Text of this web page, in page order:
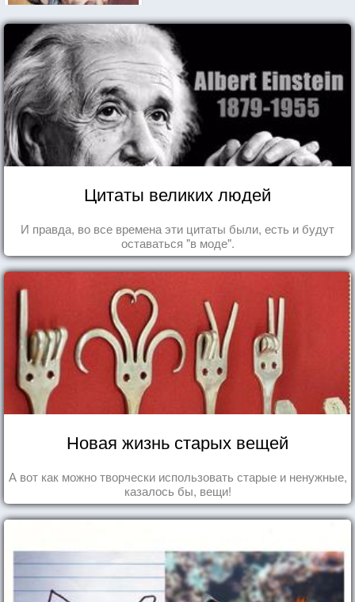
Цитаты великих людей
И правда, во все времена эти цитаты были, есть и будут
оставаться "в моде".
Новая жизнь старых вещей
А вот как можно творчески использовать старые и ненужные,
казалось бы, вещи!